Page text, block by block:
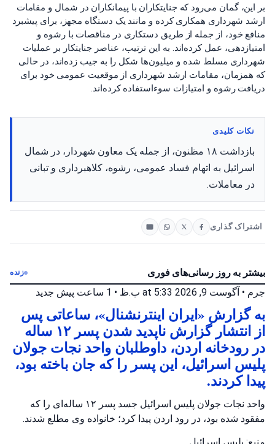
بر این، گمان می‌رود که جنایتکاران با پیمانکاران در شمال و مقامات
ارشد شهرداری همکاری کرده و مانند یک دستگاه مجهز، برای پیشبرد
منافع خود، از جمله از طریق دستکاری در مناقصات با رشوه و
امتیازدهی، عمل کرده‌اند. به این ترتیب، عناصر جنایتکار بر عملیات
شهرداری مسلط شده و میلیون‌ها شکل را به جیب زده‌اند، در حالی
که همزمان، مقامات ارشد شهرداری از موقعیت عمومی خود برای
دریافت رشوه و امتیازات سوءاستفاده کرده‌اند.
نکات کلیدی
بازداشت ۱۸ مظنون، از جمله یک معاون شهردار، در شمال
اسرائیل به اتهام فساد عمومی، رشوه، کلاهبرداری و تبانی
در معاملات.
اشتراک گذاری
بیشتر به روز رسانی‌های فوری زنده
جرم • آگوست 9, 2026 at 5:33 ب.ظ • 1 ساعت پیش جدید
به گزارش «ایران اینترنشنال»، ساعاتی پس
از انتشار گزارش ناپدید شدن پسر ۱۲ ساله
در رودخانه اردن، داوطلبان واحد نجات جولان
پلیس اسرائیل، این پسر را که جان باخته بود،
پیدا کردند.
واحد نجات جولان پلیس اسرائیل جسد پسر ۱۲ ساله‌ای را که
مفقود شده بود، در رود اردن پیدا کرد؛ خانواده وی مطلع شدند.